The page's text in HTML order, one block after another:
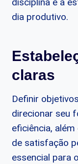
dia produtivo.
claras
Definir
direcionar seu
eficiência,
de satisfação
essencial para